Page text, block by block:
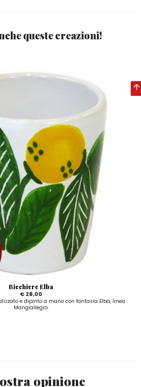
queste creazioni!
Bicchiere Elba
€ 28,00
e dipinto a mano con fantasia Elba, linea
Mangiallegro.
opinione